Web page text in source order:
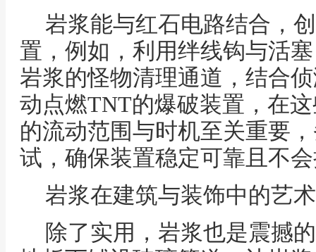
岩浆能与红石电路结合，
置，例如，利用绊线钩与活
岩浆的怪物清理通道，结合
动点燃TNT的爆破装置，在
的流动范围与时机至关重要
试，确保装置稳定可靠且不
岩浆在建筑与装饰中的艺术
除了实用，岩浆也是震撼